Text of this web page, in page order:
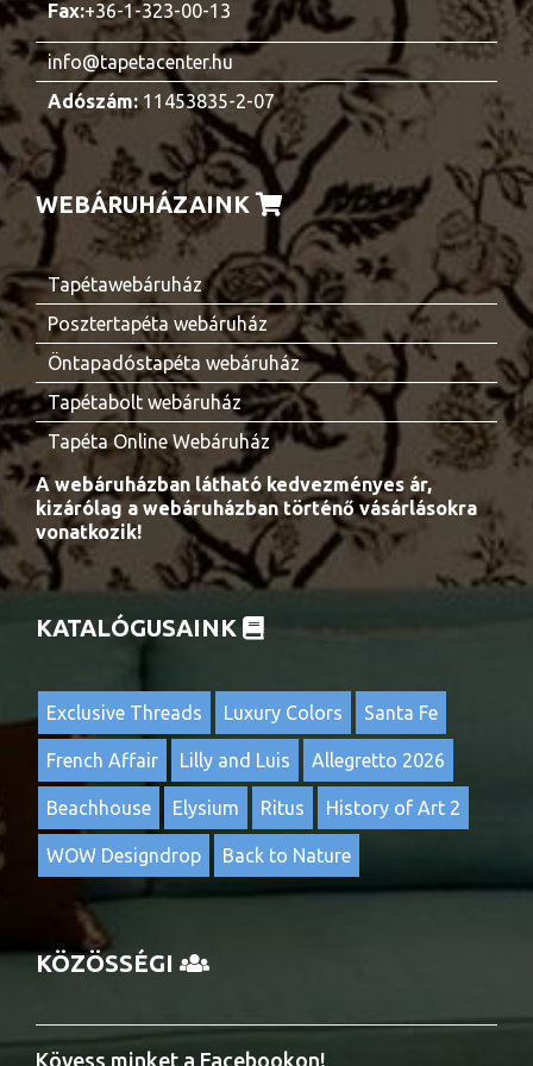
Fax:+36-1-323-00-13
info@tapetacenter.hu
Adószám:11453835-2-07
WEBÁRUHÁZAINK
Tapétawebáruház
Posztertapéta webáruház
Öntapadóstapéta webáruház
Tapétabolt webáruház
Tapéta Online Webáruház
A webáruházban látható kedvezményes ár,
kizárólag a webáruházban történő vásárlásokra
vonatkozik!
KATALÓGUSAINK
Exclusive Threads Luxury Colors Santa Fe
French Affair Lilly and Luis Allegretto 2026
Beachhouse Elysium Ritus History of Art 2
WOW Designdrop Back to Nature
KÖZÖSSÉGI
Kövess minket a Facebookon!